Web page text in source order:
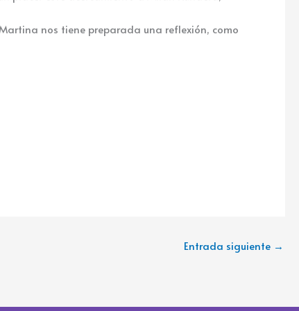
nos tiene preparada una reflexión, como
Entrada siguiente →